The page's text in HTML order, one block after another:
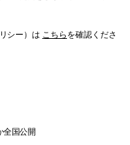
シー）は こちら を確認くださ
全国公開